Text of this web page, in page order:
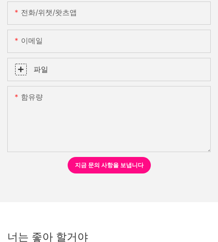
전화/위챗/왓츠앱
이메일
파일
함유량
지금 문의 사항을 보냅니다
너는 좋아 할거야